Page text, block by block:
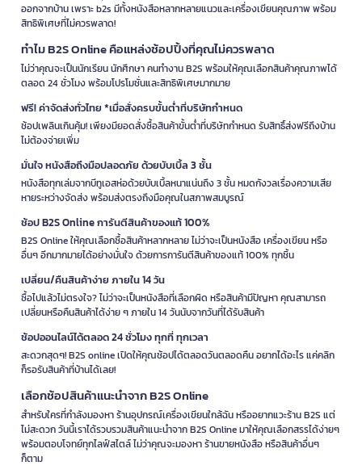
ออกจากบ้าน เพราะ b2s มีทั้งหนังสือหลากหลายแนวและเครื่องเขียนคุณภาพ พร้อม
สิทธิพิเศษที่ไม่ควรพลาด!
ทำไม B2S Online คือแหล่งช้อปปิ้งที่คุณไม่ควรพลาด
ไม่ว่าคุณจะเป็นนักเรียน นักศึกษา คนทำงาน B2S พร้อมให้คุณเลือกสินค้าคุณภาพได้
ตลอด 24 ชั่วโมง พร้อมโปรโมชั่นและสิทธิพิเศษมากมาย
ฟรี! ค่าจัดส่งทั่วไทย *เมื่อสั่งครบขั้นต่ำที่บริษัทกำหนด
ช้อปเพลินเกินคุ้ม! เพียงมียอดสั่งซื้อสินค้าขั้นต่ำที่บริษัทกำหนด รับสิทธิ์ส่งฟรีถึงบ้าน
ไม่ต้องจ่ายเพิ่ม
มั่นใจ หนังสือถึงมือปลอดภัย ด้วยบับเบิ้ล 3 ชั้น
หนังสือทุกเล่มจากบีทูเอสห่อด้วยบับเบิ้ลหนาแน่นถึง 3 ชั้น หมดกังวลเรื่องความเสีย
หายระหว่างจัดส่ง พร้อมส่งตรงถึงมือคุณในสภาพสมบูรณ์
ช้อป B2S Online การันตีสินค้าของแท้ 100%
B2S Online ให้คุณเลือกซื้อสินค้าหลากหลาย ไม่ว่าจะเป็นหนังสือ เครื่องเขียน หรือ
อื่นๆ อีกมากมายได้อย่างมั่นใจ ด้วยการการันตีสินค้าของแท้ 100% ทุกชิ้น
เปลี่ยน/คืนสินค้าง่าย ภายใน 14 วัน
ซื้อไปแล้วไม่ตรงใจ? ไม่ว่าจะเป็นหนังสือที่เลือกผิด หรือสินค้ามีปัญหา คุณสามารถ
เปลี่ยนหรือคืนสินค้าได้ง่าย ๆ ภายใน 14 วันนับจากวันที่ได้รับสินค้า
ช้อปออนไลน์ได้ตลอด 24 ชั่วโมง ทุกที่ ทุกเวลา
สะดวกสุดๆ! B2S online เปิดให้คุณช้อปได้ตลอดวันตลอดคืน อยากได้อะไร แค่คลิก
ก็รอรับสินค้าที่บ้านได้เลย!
เลือกช้อปสินค้าแนะนำจาก B2S Online
สำหรับใครที่กำลังมองหา ร้านอุปกรณ์เครื่องเขียนใกล้ฉัน หรืออยากแวะร้าน B2S แต่
ไม่สะดวก วันนี้เราได้รวบรวมสินค้าแนะนำจาก B2S Online มาให้คุณเลือกสรรได้ง่ายๆ
พร้อมตอบโจทย์ทุกไลฟ์สไตล์ ไม่ว่าคุณจะมองหา ร้านขายหนังสือ หรือสินค้าอื่นๆ
ก็ตาม